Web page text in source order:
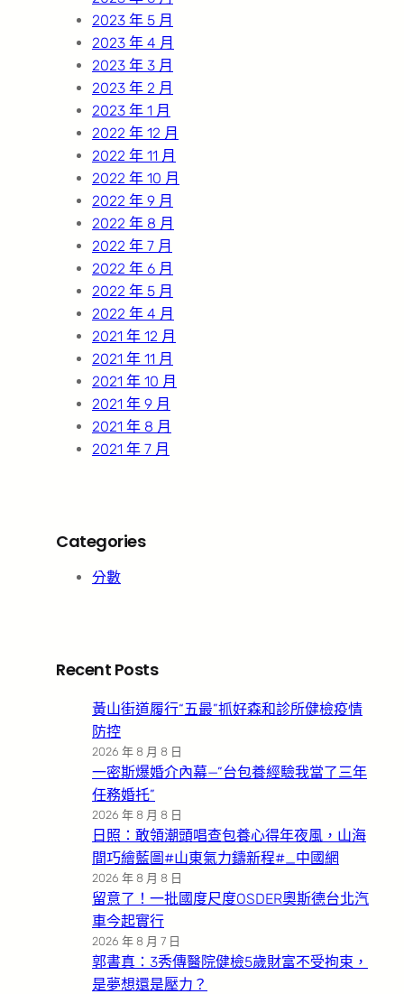
2023 年 5 月
2023 年 4 月
2023 年 3 月
2023 年 2 月
2023 年 1 月
2022 年 12 月
2022 年 11 月
2022 年 10 月
2022 年 9 月
2022 年 8 月
2022 年 7 月
2022 年 6 月
2022 年 5 月
2022 年 4 月
2021 年 12 月
2021 年 11 月
2021 年 10 月
2021 年 9 月
2021 年 8 月
2021 年 7 月
Categories
分數
Recent Posts
黃山街道履行“五最”抓好森和診所健檢疫情
防控
2026 年 8 月 8 日
一密斯爆婚介內幕—”台包養經驗我當了三年
任務婚托”
2026 年 8 月 8 日
日照：敢領潮頭唱查包養心得年夜風，山海
間巧繪藍圖#山東氣力鑄新程#_中國網
2026 年 8 月 8 日
留意了！一批國度尺度OSDER奧斯德台北汽
車今起實行
2026 年 8 月 7 日
郭書真：3秀傳醫院健檢5歲財富不受拘束，
是夢想還是壓力？